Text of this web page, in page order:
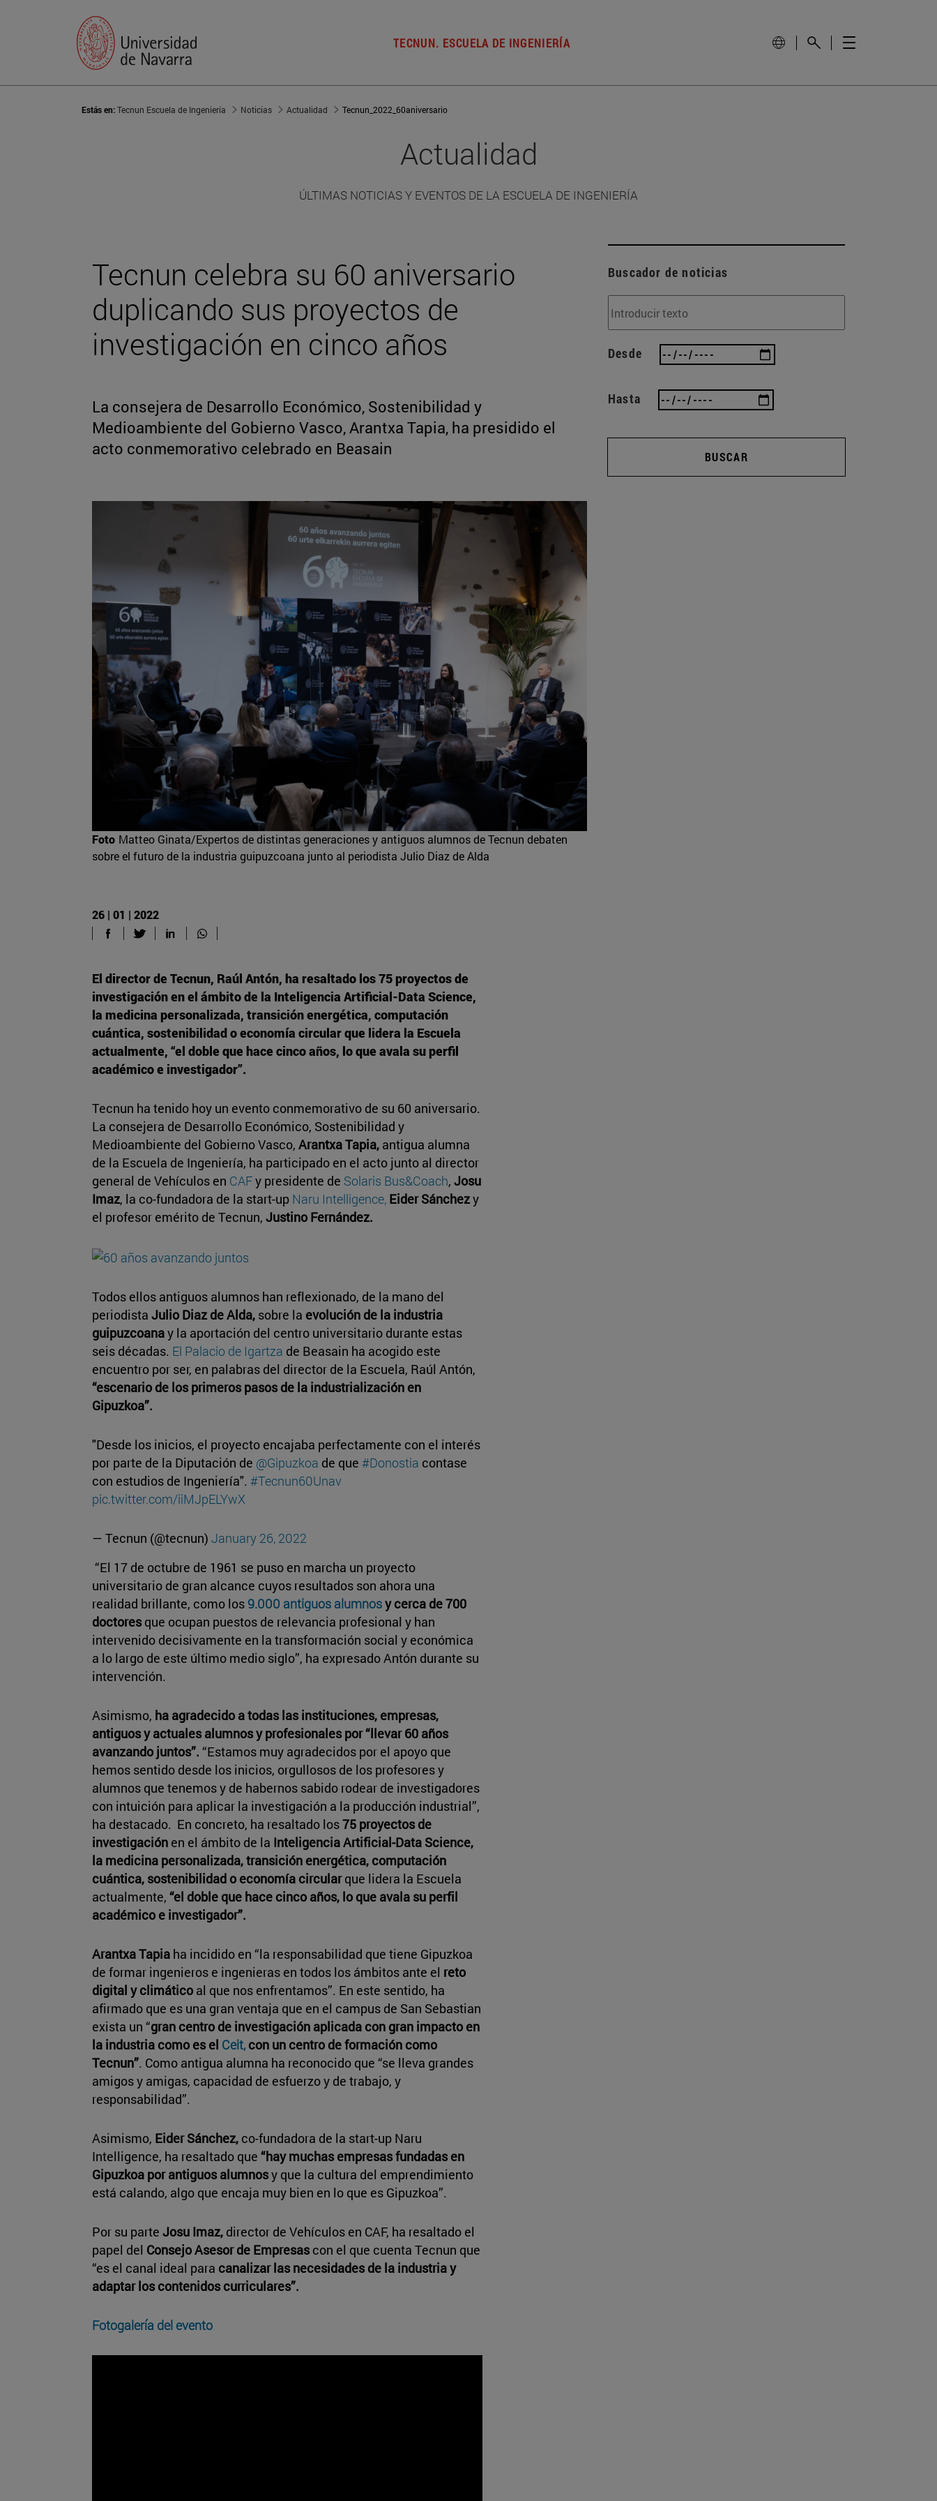
TECNUN. ESCUELA DE INGENIERÍA
Estás en:Tecnun Escuela de Ingeniería Noticias Actualidad Tecnun_2022_60aniversario
Actualidad
ÚLTIMAS NOTICIAS Y EVENTOS DE LA ESCUELA DE INGENIERÍA
Tecnun celebra su 60 aniversario
duplicando sus proyectos de
investigación en cinco años
La consejera de Desarrollo Económico, Sostenibilidad y
Medioambiente del Gobierno Vasco, Arantxa Tapia, ha presidido el
acto conmemorativo celebrado en Beasain
Foto Matteo Ginata/Expertos de distintas generaciones y antiguos alumnos de Tecnun debaten
sobre el futuro de la industria guipuzcoana junto al periodista Julio Diaz de Alda
26 | 01 | 2022
El director de Tecnun, Raúl Antón, ha resaltado los 75 proyectos de
investigación en el ámbito de la Inteligencia Artificial-Data Science,
la medicina personalizada, transición energética, computación
cuántica, sostenibilidad o economía circular que lidera la Escuela
actualmente, “el doble que hace cinco años, lo que avala su perfil
académico e investigador”.
Tecnun ha tenido hoy un evento conmemorativo de su 60 aniversario.
La consejera de Desarrollo Económico, Sostenibilidad y
Medioambiente del Gobierno Vasco, Arantxa Tapia, antigua alumna
de la Escuela de Ingeniería, ha participado en el acto junto al director
general de Vehículos en CAFy presidente de Solaris Bus&Coach, Josu
Imaz, la co-fundadora de la start-up Naru Intelligence, Eider Sánchezy
el profesor emérito de Tecnun, Justino Fernández.
Todos ellos antiguos alumnos han reflexionado, de la mano del
periodista Julio Diaz de Alda, sobre la evolución de la industria
guipuzcoanay la aportación del centro universitario durante estas
seis décadas. El Palacio de Igartza de Beasain ha acogido este
encuentro por ser, en palabras del director de la Escuela, Raúl Antón,
“escenario de los primeros pasos de la industrialización en
Gipuzkoa”.
"Desde los inicios, el proyecto encajaba perfectamente con el interés
por parte de la Diputación de @Gipuzkoa de que #Donostia contase
con estudios de Ingeniería". #Tecnun60Unav
pic.twitter.com/iiMJpELYwX
— Tecnun (@tecnun) January 26, 2022
“El 17 de octubre de 1961 se puso en marcha un proyecto
universitario de gran alcance cuyos resultados son ahora una
realidad brillante, como los9.000 antiguos alumnosy cerca de 700
doctoresque ocupan puestos de relevancia profesional y han
intervenido decisivamente en la transformación social y económica
a lo largo de este último medio siglo”, ha expresado Antón durante su
intervención.
Asimismo, ha agradecido a todas las instituciones, empresas,
antiguos y actuales alumnos y profesionales por “llevar 60 años
avanzando juntos”. “Estamos muy agradecidos por el apoyo que
hemos sentido desde los inicios, orgullosos de los profesores y
alumnos que tenemos y de habernos sabido rodear de investigadores
con intuición para aplicar la investigación a la producción industrial”,
ha destacado. En concreto, ha resaltado los75 proyectos de
investigación en el ámbito de la Inteligencia Artificial-Data Science,
la medicina personalizada, transición energética, computación
cuántica, sostenibilidad o economía circularque lidera la Escuela
actualmente, “el doble que hace cinco años, lo que avala su perfil
académico e investigador”.
Arantxa Tapia ha incidido en “la responsabilidad que tiene Gipuzkoa
de formar ingenieros e ingenieras en todos los ámbitos ante el reto
digital y climático al que nos enfrentamos”. En este sentido, ha
afirmado que es una gran ventaja que en el campus de San Sebastian
exista un “gran centro de investigación aplicada con gran impacto en
la industria como es el Ceit, con un centro de formación como
Tecnun”. Como antigua alumna ha reconocido que “se lleva grandes
amigos y amigas, capacidad de esfuerzo y de trabajo, y
responsabilidad”.
Asimismo, Eider Sánchez, co-fundadora de la start-up Naru
Intelligence, ha resaltado que “hay muchas empresas fundadas en
Gipuzkoa por antiguos alumnosy que la cultura del emprendimiento
está calando, algo que encaja muy bien en lo que es Gipuzkoa”.
Por su parte Josu Imaz, director de Vehículos en CAF, ha resaltado el
papel del Consejo Asesor de Empresascon el que cuenta Tecnun que
“es el canal ideal para canalizar las necesidades de la industria y
adaptar los contenidos curriculares”.
Fotogalería del evento
Buscador de noticias
Desde
Hasta
BUSCAR